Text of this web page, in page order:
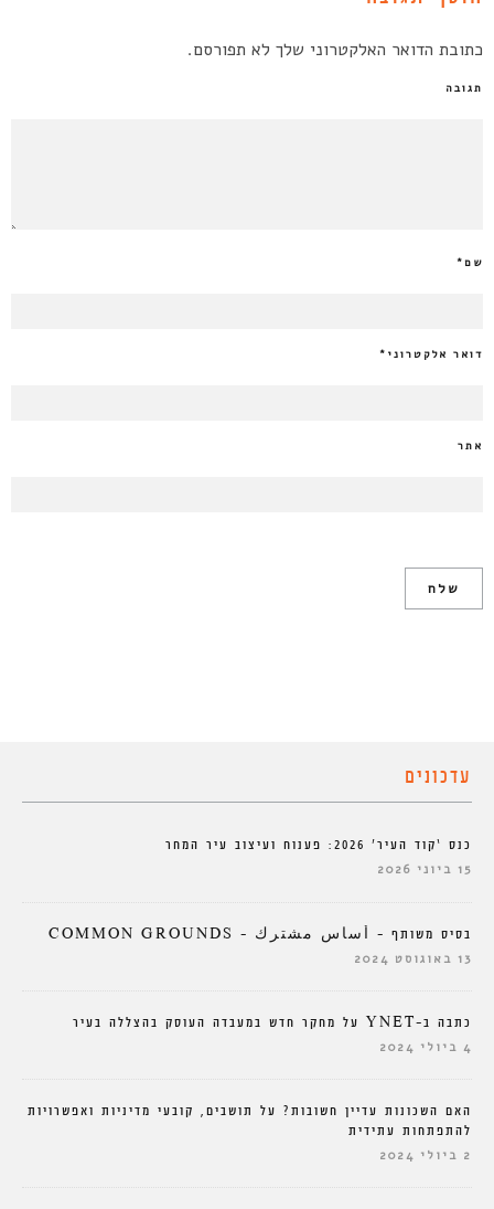
כתובת הדואר האלקטרוני שלך לא תפורסם.
תגובה
שם*
דואר אלקטרוני *
אתר
עדכונים
כנס ‘קוד העיר’ 2026: פענוח ועיצוב עיר המחר
15 ביוני 2026
בסיס משותף – أساس مشترك – COMMON GROUNDS
13 באוגוסט 2024
כתבה ב-YNET על מחקר חדש במעבדה העוסק בהצללה בעיר
4 ביולי 2024
האם השכונות עדיין חשובות? על תושבים, קובעי מדיניות ואפשרויות
להתפתחות עתידית
2 ביולי 2024